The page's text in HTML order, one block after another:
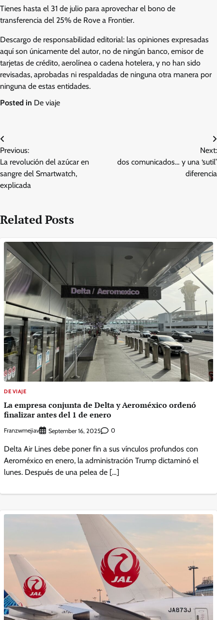
Tienes hasta el 31 de julio para aprovechar el bono de
transferencia del 25% de Rove a Frontier.
Descargo de responsabilidad editorial: las opiniones expresadas
aquí son únicamente del autor, no de ningún banco, emisor de
tarjetas de crédito, aerolínea o cadena hotelera, y no han sido
revisadas, aprobadas ni respaldadas de ninguna otra manera por
ninguna de estas entidades.
Posted in De viaje
Post
navigation
Previous:
La revolución del azúcar en
sangre del Smartwatch,
explicada
Next:
dos comunicados… y una ‘sutil’
diferencia
Related Posts
DE VIAJE
La empresa conjunta de Delta y Aeroméxico ordenó
finalizar antes del 1 de enero
Franzwmejiav September 16, 2025 0
Delta Air Lines debe poner fin a sus vínculos profundos con
Aeroméxico en enero, la administración Trump dictaminó el
lunes. Después de una pelea de […]